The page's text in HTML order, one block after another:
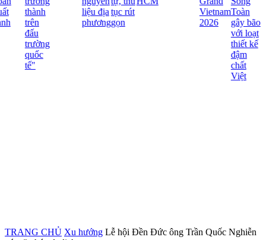
thành
trên
đấu
trường
quốc
tế"
liệu địa
phương
tục rút
gọn
Vietnam
2026
Toàn
gây bão
với loạt
thiết kế
đậm
chất
Việt
TRANG CHỦ Xu hướng Lễ hội Đền Đức ông Trần Quốc Nghiễn